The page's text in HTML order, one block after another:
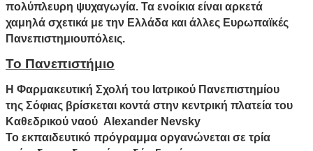
πολύπλευρη ψυχαγωγία. Τα ενοίκια είναι αρκετά
χαμηλά σχετικά με την Ελλάδα και άλλες Ευρωπαϊκές
Πανεπιστημιουπόλεις.
Το Πανεπιστήμιο
Η Φαρμακευτική Σχολή του Ιατρικού Πανεπιστημίου
της Σόφιας βρίσκεται κοντά στην κεντρική πλατεία του
Καθεδρικού ναού Alexander Nevsky
Το εκπαιδευτικό πρόγραμμα οργανώνεται σε τρία